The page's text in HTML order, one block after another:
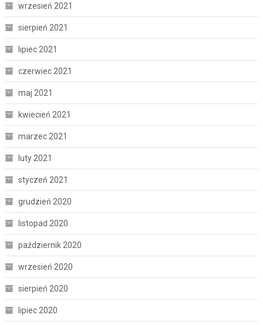
wrzesień 2021
sierpień 2021
lipiec 2021
czerwiec 2021
maj 2021
kwiecień 2021
marzec 2021
luty 2021
styczeń 2021
grudzień 2020
listopad 2020
październik 2020
wrzesień 2020
sierpień 2020
lipiec 2020